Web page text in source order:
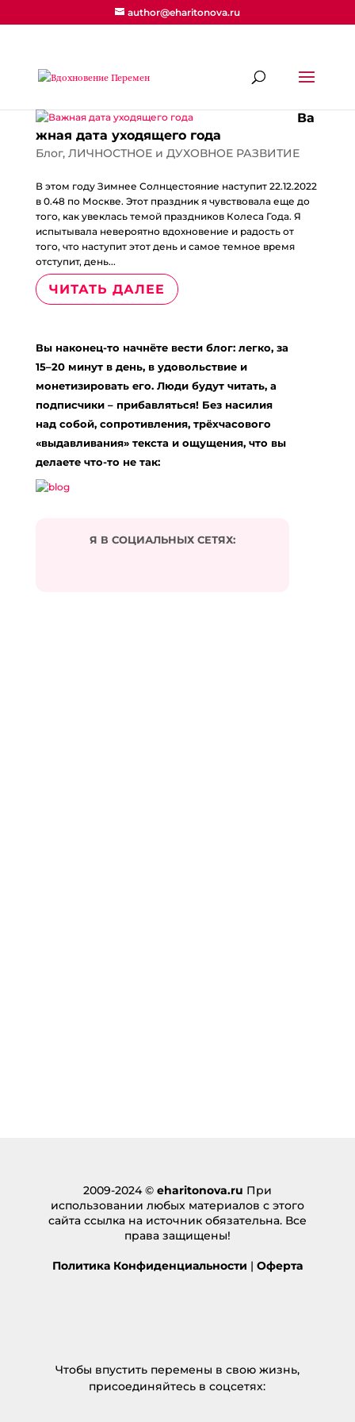
author@eharitonova.ru
Ва
жная дата уходящего года
Блог, ЛИЧНОСТНОЕ и ДУХОВНОЕ РАЗВИТИЕ
В этом году Зимнее Солнцестояние наступит 22.12.2022
в 0.48 по Москве. Этот праздник я чувствовала еще до
того, как увеклась темой праздников Колеса Года. Я
испытывала невероятно вдохновение и радость от
того, что наступит этот день и самое темное время
отступит, день...
ЧИТАТЬ ДАЛЕЕ
Вы наконец-то начнёте вести блог: легко, за
15–20 минут в день, в удовольствие и
монетизировать его. Люди будут читать, а
подписчики – прибавляться! Без насилия
над собой, сопротивления, трёхчасового
«выдавливания» текста и ощущения, что вы
делаете что-то не так:
Я В СОЦИАЛЬНЫХ СЕТЯХ:
2009-2024 © eharitonova.ru При
использовании любых материалов с этого
сайта ссылка на источник обязательна. Все
права защищены!
Политика Конфиденциальности | Оферта
Чтобы впустить перемены в свою жизнь,
присоединяйтесь в соцсетях: